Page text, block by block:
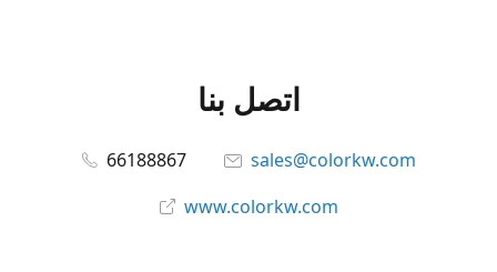
اتصل بنا
66188867
sales@colorkw.com
www.colorkw.com